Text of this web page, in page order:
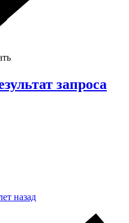
запроса
назад